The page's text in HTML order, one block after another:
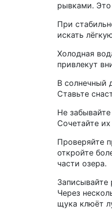
рывками.
При
искать
Холодная
привлекут
В солнечный
Ставьте
Не
Сочетайте
Проверяйте
откройте
части озера.
Записывайте
Через
щука клюёт